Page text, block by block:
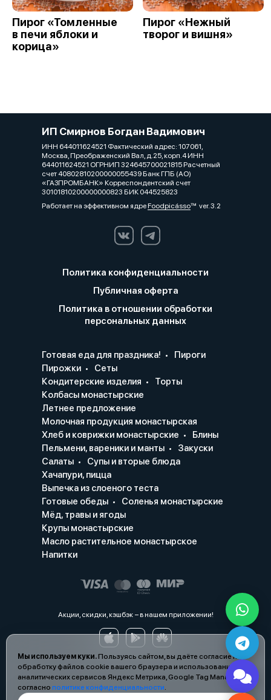
Мы используем куки.Пользуясь сайтом, вы даёте согласие на
обработку файлов cookie вашего браузера и использование
аналитических сервисов Яндекс Метрика, Google Tag Manager
согласно политике конфиденциальности.
Пирог «Томленные
в печи яблоки и
корица»
Пирог «Нежный
творог и вишня»
ИП Смирнов Богдан Вадимович
ИНН 644011624521 Фактический адрес: 107061,
Москва, Преображенский Вал, д.25, корп.4 ИНН
644011624521 ОГРНИП 324645700021815 Расчетный
счет 40802810200000055439 Банк ГПБ (АО)
«ГАЗПРОМБАНК» Корреспондентский счет
30101810200000000823 БИК 044525823
Работает на эффективном ядреFoodpicássover. 3.2
Политика конфиденциальности
Публичная оферта
Политика в отношении обработки
персональных данных
Готовая еда для праздника!
Пироги
Пирожки
Сеты
Кондитерские изделия
Торты
Колбасы монастырские
Летнее предложение
Молочная продукция монастырская
Хлеб и коврижки монастырские
Блины
Пельмени, вареники и манты
Закуски
Салаты
Супы и вторые блюда
Хачапури, пицца
Выпечка из слоеного теста
Готовые обеды
Соленья монастырские
Мёд, травы и ягоды
Крупы монастырские
Масло растительное монастырское
Напитки
Акции, скидки, кэшбэк − в нашем приложении!